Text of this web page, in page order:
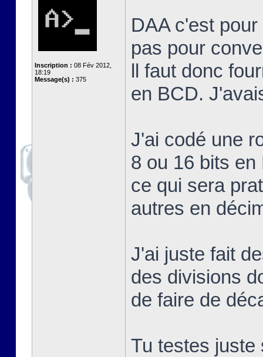
Inscription : 08 Fév 2012,
18:19
Message(s) : 375
DAA c'est
pas pour
ll faut donc
en BCD.
J'ai codé une
8 ou 16 bits en
ce qui sera
autres en
J'ai juste fait
des divisions
de faire de
Tu testes juste